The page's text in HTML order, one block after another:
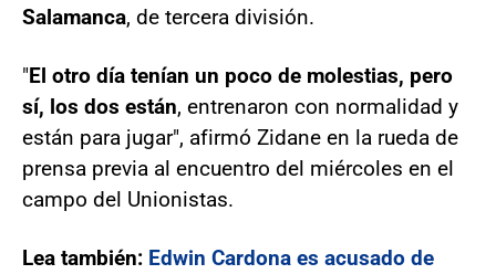
Salamanca, de tercera división.
"El otro día tenían un poco de molestias, pero
sí, los dos están, entrenaron con normalidad y
están para jugar", afirmó Zidane en la rueda de
prensa previa al encuentro del miércoles en el
campo del Unionistas.
Lea también: Edwin Cardona es acusado de